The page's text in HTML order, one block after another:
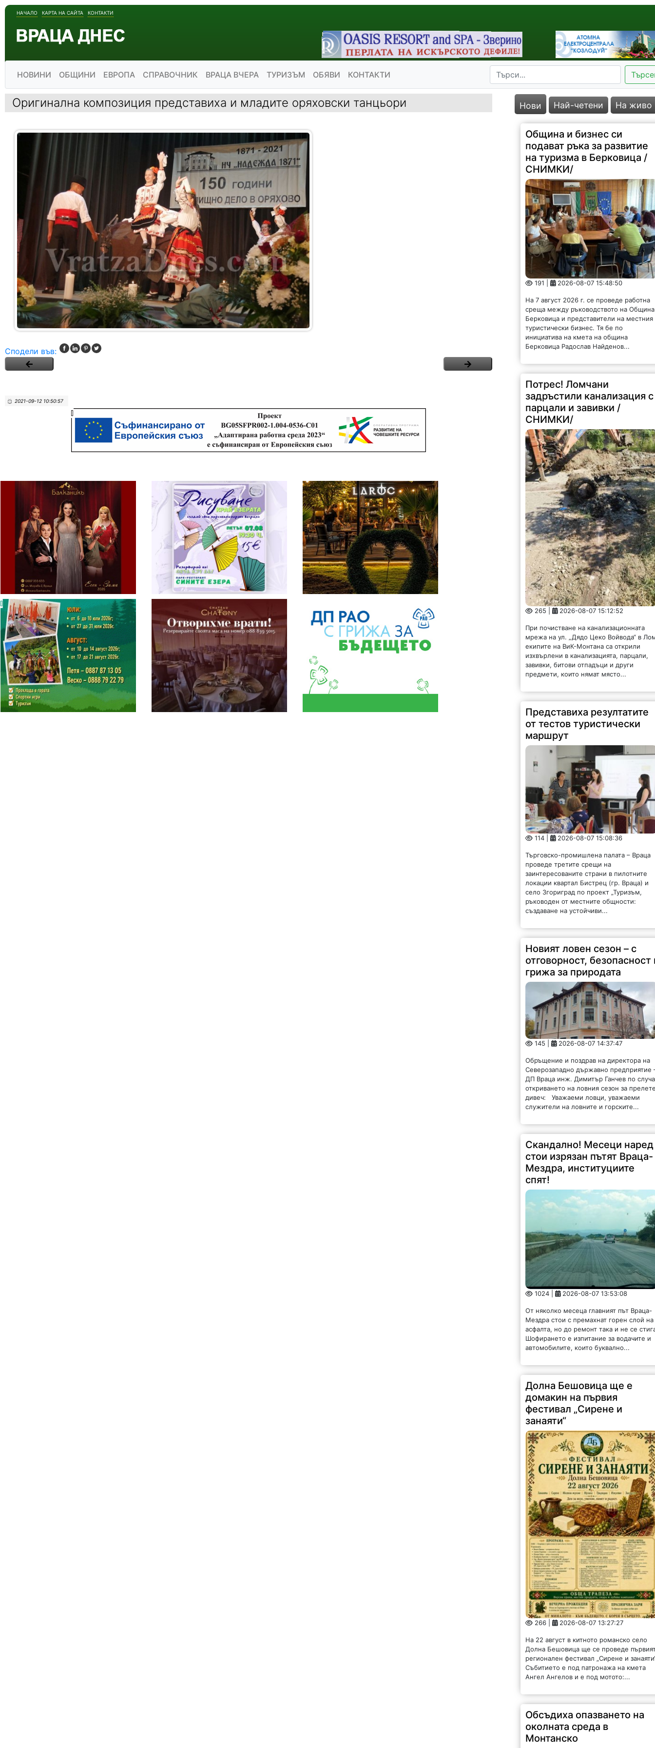
НАЧАЛО КАРТА НА САЙТА КОНТАКТИ
НОВИНИ ОБЩИНИ ЕВРОПА СПРАВОЧНИК ВРАЦА ВЧЕРА ТУРИЗЪМ ОБЯВИ КОНТАКТИ
Оригинална композиция представиха и младите оряховски танцьори
Сподели във:
2021-09-12 10:50:57
Нови Най-четени На живо
Община и бизнес си
подават ръка за развитие
на туризма в Берковица /
СНИМКИ/
191 | 2026-08-07 15:48:50
На 7 август 2026 г. се проведе работна
среща между ръководството на Община
Берковица и представители на местния
туристически бизнес. Тя бе по
инициатива на кмета на община
Берковица Радослав Найденов...
Потрес! Ломчани
задръстили канализация с
парцали и завивки /
СНИМКИ/
265 | 2026-08-07 15:12:52
При почистване на канализационната
мрежа на ул. „Дядо Цеко Войвода“ в
екипите на ВиК-Монтана са открили
изхвърлени в канализацията, парцали,
завивки, битови отпадъци и други
предмети, които нямат място...
Представиха резултатите
от тестов туристически
маршрут
114 | 2026-08-07 15:08:36
Търговско-промишлена палата – Враца
проведе третите срещи на
заинтересованите страни в пилотните
локации квартал Бистрец (гр. Враца) и
село Згориград по проект „Туризъм,
ръководен от местните общности:
създаване на устойчиви...
Новият ловен сезон – с
отговорност, безопасност
грижа за природата
145 | 2026-08-07 14:37:47
Обръщение и поздрав на директора на
Северозападно държавно предприятие
ДП Враца инж. Димитър Ганчев по
откриването на ловния сезон за
дивеч: Уважаеми ловци, уважаеми
служители на ловните и горските...
Скандално! Месеци наред
стои изрязан пътят Враца-
Мездра, институциите
спят!
1024 | 2026-08-07 13:53:08
От няколко месеца главният път Враца-
Мездра стои с премахнат горен слой на
асфалта, но до ремонт така и не се
Шофирането е изпитание за водачите и
автомобилите, които буквално...
Долна Бешовица ще е
домакин на първия
фестивал „Сирене и
занаяти“
266 | 2026-08-07 13:27:27
На 22 август в китното романско село
Долна Бешовица ще се проведе
регионален фестивал „Сирене и
Събитието е под патронажа на кмета
Ангел Ангелов и е под мотото:...
Обсъдиха опазването на
околната среда в
Монтанско